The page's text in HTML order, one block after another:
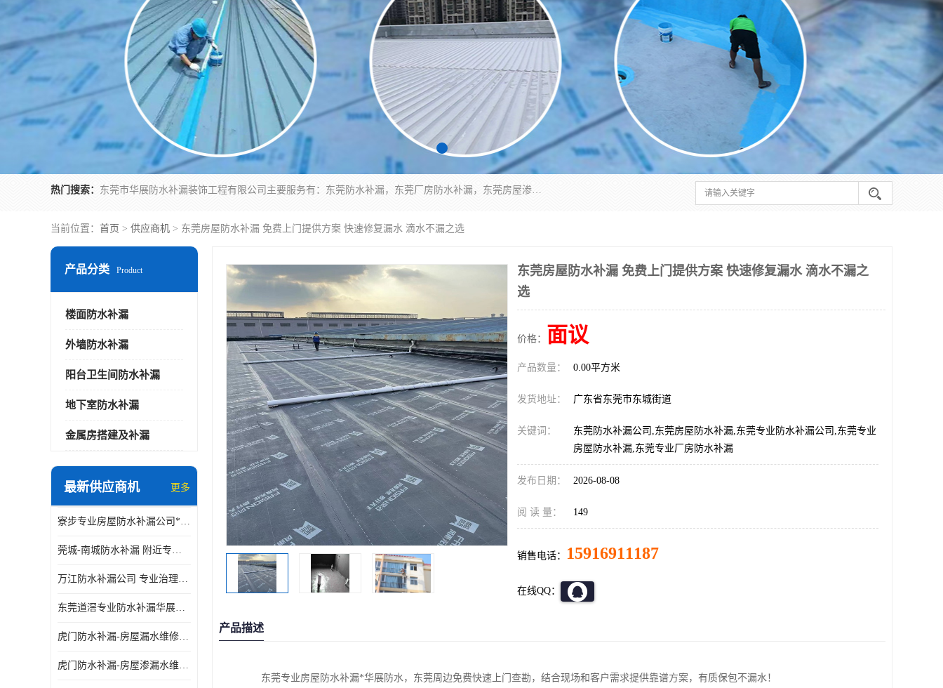
热门搜索： 东莞市华展防水补漏装饰工程有限公司主要服务有：东莞防水补漏，东莞厂房防水补漏，东莞房屋渗漏水维修，楼面漏水维修，裂缝补漏，伸缩缝补漏，卫生间防水改造，厕所漏水补漏，外墙窗台补漏，电梯井堵漏，地下车库防水引水工程等
当前位置： 首页 > 供应商机 > 东莞房屋防水补漏 免费上门提供方案 快速修复漏水 滴水不漏之选
产品分类 Product
楼面防水补漏
外墙防水补漏
阳台卫生间防水补漏
地下室防水补漏
金属房搭建及补漏
最新供应商机 更多
寮步专业房屋防水补漏公司*华展防水，值得信赖的选择
莞城-南城防水补漏 附近专修房屋漏水 免费上门看现场 修不好不收费
万江防水补漏公司 专业治理各项建筑物渗漏水 精准选材 快速止水
东莞道滘专业防水补漏华展防水更专业，及时高效，五年质保
虎门防水补漏-房屋漏水维修 免费上门提供方案 高效解决渗漏水问题
虎门防水补漏-房屋渗漏水维修 免费上门提供方案 验收合格再收费
东莞房屋防水补漏 免费上门提供方案 快速修复漏水 滴水不漏之
选
价格： 面议
产品数量： 0.00平方米
发货地址： 广东省东莞市东城街道
关键词：
东莞防水补漏公司,东莞房屋防水补漏,东莞专业防水补漏公司,东莞专业
房屋防水补漏,东莞专业厂房防水补漏
发布日期： 2026-08-08
阅 读 量： 149
销售电话： 15916911187
在线QQ：
产品描述
东莞专业房屋防水补漏*华展防水，东莞周边免费快速上门查勘，结合现场和客户需求提供靠谱方案，有质保包不漏水！